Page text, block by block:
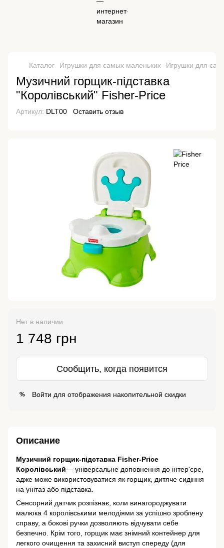
Каталог Игрушки для самых маленьких Игрушки для
Музичний горщик-підставка
"Королівський" Fisher-Price
Артикул: DLT00 Оставить отзыв
Нет в наличии
1 748 грн
Сообщить, когда появится
% Войти для отображения накопительной скидки
Описание
Музичний горщик-підставка Fisher-Price
Королівський— універсальне доповнення до інтер'єре,
адже може використовуватися як горщик, дитяче сидіння
на унітаз або підставка.
Сенсорний датчик розпізнає, коли винагороджувати
малюка 4 королівськими мелодіями за успішно зроблену
справу, а бокові ручки дозволяють відчувати себе
безпечно. Крім того, горщик має знімний контейнер для
легкого очищення та захисний виступ спереду (для